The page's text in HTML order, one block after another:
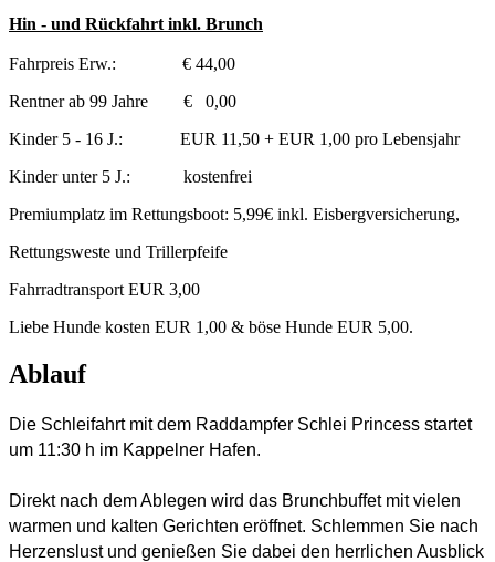
Hin - und Rückfahrt inkl. Brunch
Fahrpreis Erw.: € 44,00
Rentner ab 99 Jahre € 0,00
Kinder 5 - 16 J.: EUR 11,50 + EUR 1,00 pro Lebensjahr
Kinder unter 5 J.: kostenfrei
Premiumplatz im Rettungsboot: 5,99€ inkl. Eisbergversicherung,
Rettungsweste und Trillerpfeife
Fahrradtransport EUR 3,00
Liebe Hunde kosten EUR 1,00 & böse Hunde EUR 5,00.
Ablauf
Die Schleifahrt mit dem Raddampfer Schlei Princess startet
um 11:30 h im Kappelner Hafen.
Direkt nach dem Ablegen wird das Brunchbuffet mit vielen
warmen und kalten Gerichten eröffnet. Schlemmen Sie nach
Herzenslust und genießen Sie dabei den herrlichen Ausblick